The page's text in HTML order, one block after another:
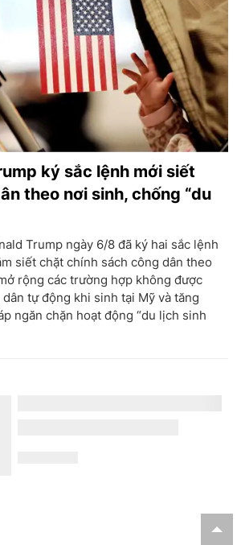
ký sắc lệnh mới siết
theo nơi sinh, chống “du
Trump ngày 6/8 đã ký hai sắc lệnh
siết chặt chính sách công dân theo
rộng các trường hợp không được
tự động khi sinh tại Mỹ và tăng
ngăn chặn hoạt động “du lịch sinh